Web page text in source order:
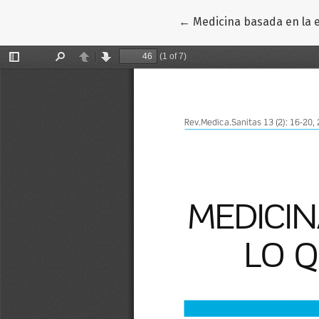
← Volver a los detalles
Medicina basada en la